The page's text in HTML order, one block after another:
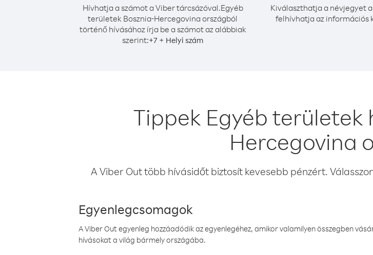
Hívhatja a számot a Viber tárcsázóval.Egyéb
területek Bosznia-Hercegovina országból
történő hívásához írja be a számot az alábbiak
szerint:+7 + Helyi szám
Kiválaszthatja a névjegyet
felhívhatja az információs
Tippek Egyéb területek
Hercegovina
A Viber Out több hívásidőt biztosít kevesebb pénzért.
Egyenlegcsomagok
A Viber Out egyenleg hozzáadódik az egyenlegéhez, amikor valamilyen összegben
hívásokat a világ bármely országába.